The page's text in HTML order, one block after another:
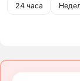
24 часа